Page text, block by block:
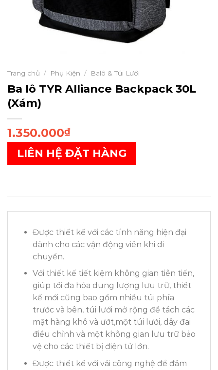
Trang chủ / Phụ Kiện / Balô & Túi Lưới
Ba lô TYR Alliance Backpack 30L
(Xám)
1.350.000₫
LIÊN HỆ ĐẶT HÀNG
Được thiết kế với các tính năng hiện đại
dành cho các vận động viên khi di
chuyển.
Với thiết kế tiết kiệm không gian tiên tiến,
giúp tối đa hóa dung lượng lưu trữ, thiết
kế mới cũng bao gồm nhiều túi phía
trước và bên, túi lưới mở rộng để tách các
mặt hàng khô và ướt,một túi lưới, dây đai
điều chỉnh và một không gian lưu trữ bảo
vệ cho các thiết bị điện tử lớn.
Được thiết kế với vải công nghệ để đảm